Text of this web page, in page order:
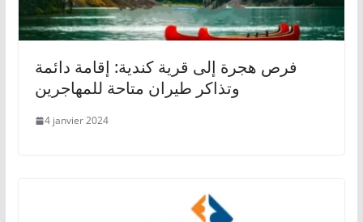
فرص هجرة إلى قرية كندية: إقامة دائمة
وتذاكر طيران متاحة للمهاجرين
4 janvier 2024